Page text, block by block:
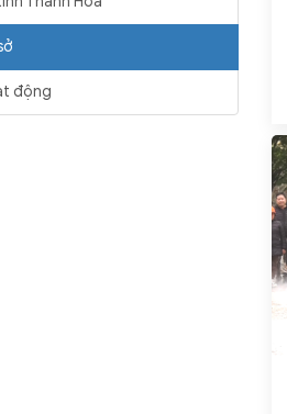
động